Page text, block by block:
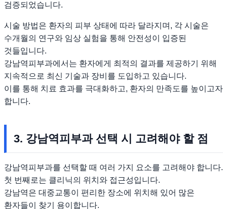
검증되었습니다.
시술 방법은 환자의 피부 상태에 따라 달라지며, 각 시술은
수개월의 연구와 임상 실험을 통해 안전성이 입증된
것들입니다.
강남역피부과에서는 환자에게 최적의 결과를 제공하기 위해
지속적으로 최신 기술과 장비를 도입하고 있습니다.
이를 통해 치료 효과를 극대화하고, 환자의 만족도를 높이고자
합니다.
3. 강남역피부과 선택 시 고려해야 할 점
강남역피부과를 선택할 때 여러 가지 요소를 고려해야 합니다.
첫 번째로는 클리닉의 위치와 접근성입니다.
강남역은 대중교통이 편리한 장소에 위치해 있어 많은
환자들이 찾기 용이합니다.